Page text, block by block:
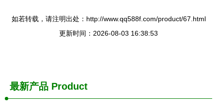
如若转载，请注明出处：http://www.qq588f.com/product/67.html
更新时间：2026-08-03 16:38:53
最新产品 Product